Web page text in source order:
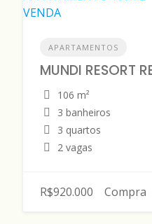
APARTAMENTOS
106 m²
3 banheiros
3 quartos
2 vagas
R$920.000 Compra